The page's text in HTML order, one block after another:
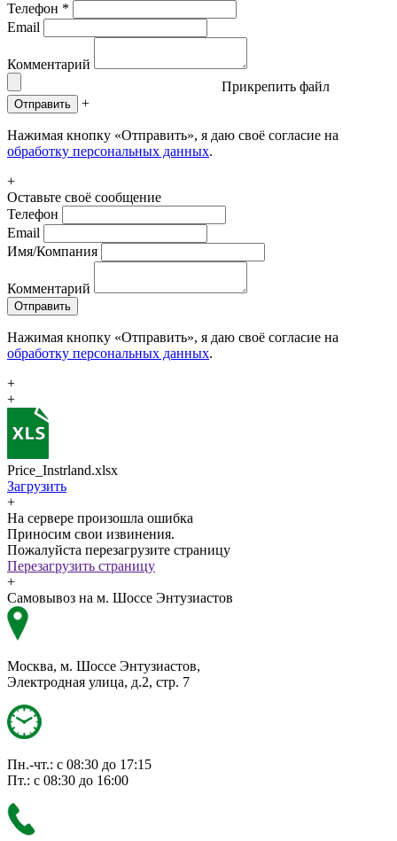
Телефон *
Email
Комментарий
Прикрепить файл
Отправить +
Нажимая кнопку «Отправить», я даю своё согласие на
обработку персональных данных.
+
Оставьте своё сообщение
Телефон
Email
Имя/Компания
Комментарий
Отправить
Нажимая кнопку «Отправить», я даю своё согласие на
обработку персональных данных.
+
+
Price_Instrland.xlsx
Загрузить
+
На сервере произошла ошибка
Приносим свои извинения.
Пожалуйста перезагрузите страницу
Перезагрузить страницу
+
Самовывоз на м. Шоссе Энтузиастов
Москва, м. Шоссе Энтузиастов,
Электродная улица, д.2, стр. 7
Пн.-чт.: с 08:30 до 17:15
Пт.: с 08:30 до 16:00